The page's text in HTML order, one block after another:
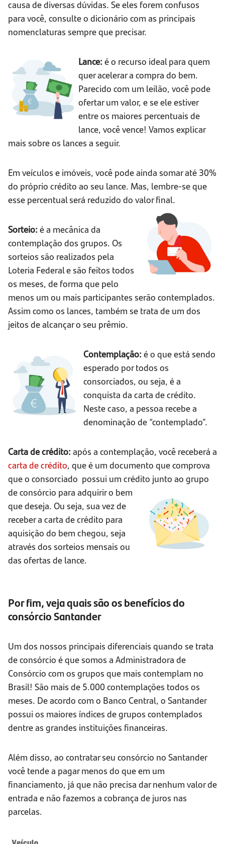
causa de diversas dúvidas. Se eles forem confusos
para você, consulte o dicionário com as principais
nomenclaturas sempre que precisar.
Lance: é o recurso ideal para quem
quer acelerar a compra do bem.
Parecido com um leilão, você pode
ofertar um valor, e se ele estiver
entre os maiores percentuais de
lance, você vence! Vamos explicar
mais sobre os lances a seguir.
Em veículos e imóveis, você pode ainda somar até 30%
do próprio crédito ao seu lance. Mas, lembre-se que
esse percentual será reduzido do valor final.
Sorteio: é a mecânica da
contemplação dos grupos. Os
sorteios são realizados pela
Loteria Federal e são feitos todos
os meses, de forma que pelo
menos um ou mais participantes serão contemplados.
Assim como os lances, também se trata de um dos
jeitos de alcançar o seu prêmio.
Contemplação: é o que está sendo
esperado por todos os
consorciados, ou seja, é a
conquista da carta de crédito.
Neste caso, a pessoa recebe a
denominação de “contemplado”.
Carta de crédito: após a contemplação, você receberá a
carta de crédito, que é um documento que comprova
que o consorciado possui um crédito junto ao grupo
deconsórcio para adquirir o bem
que deseja. Ou seja, sua vez de
receber a carta de crédito para
aquisição do bem chegou, seja
através dos sorteios mensais ou
das ofertas de lance.
Por fim, veja quais são os benefícios do
consórcio Santander
Um dos nossos principais diferenciais quando se trata
de consórcio é que somos a Administradora de
Consórcio com os grupos que mais contemplam no
Brasil! São mais de 5.000 contemplações todos os
meses. De acordo com o Banco Central, o Santander
possui os maiores índices de grupos contemplados
dentre as grandes instituições financeiras.
Além disso, ao contratar seu consórcio no Santander
você tende a pagar menos do que em um
financiamento, já que não precisa dar nenhum valor de
entrada e não fazemos a cobrança de juros nas
parcelas.